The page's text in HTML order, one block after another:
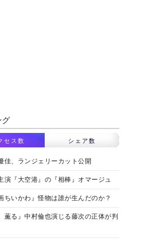
グ
セス数 シェア数
佳、ランジェリーカット公開
演『大空港』の『相棒』オマージュ
ちいかわ』怪物は誰が生んだのか？
薫る』中村倫也演じる藤次の正体が判